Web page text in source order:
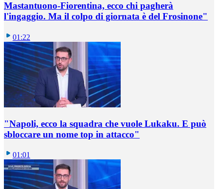
Mastantuono-Fiorentina, ecco chi pagherà
l'ingaggio. Ma il colpo di giornata è del Frosinone"
01:22
"Napoli, ecco la squadra che vuole Lukaku. E può
sbloccare un nome top in attacco"
01:01